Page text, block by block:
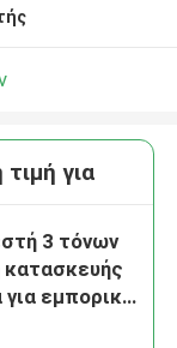
για
3 τόνων
κατασκευής
εμπορική